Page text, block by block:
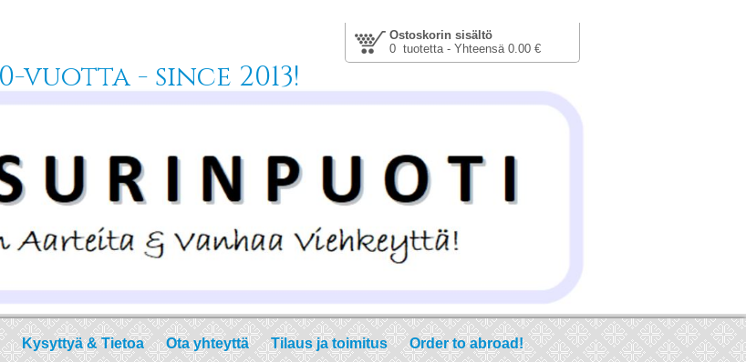
Ostoskorin sisältö
0 tuotetta - Yhteensä 0.00 €
- since 2013!
Kysyttyä & Tietoa Ota yhteyttä Tilaus ja toimitus Order to abroad!